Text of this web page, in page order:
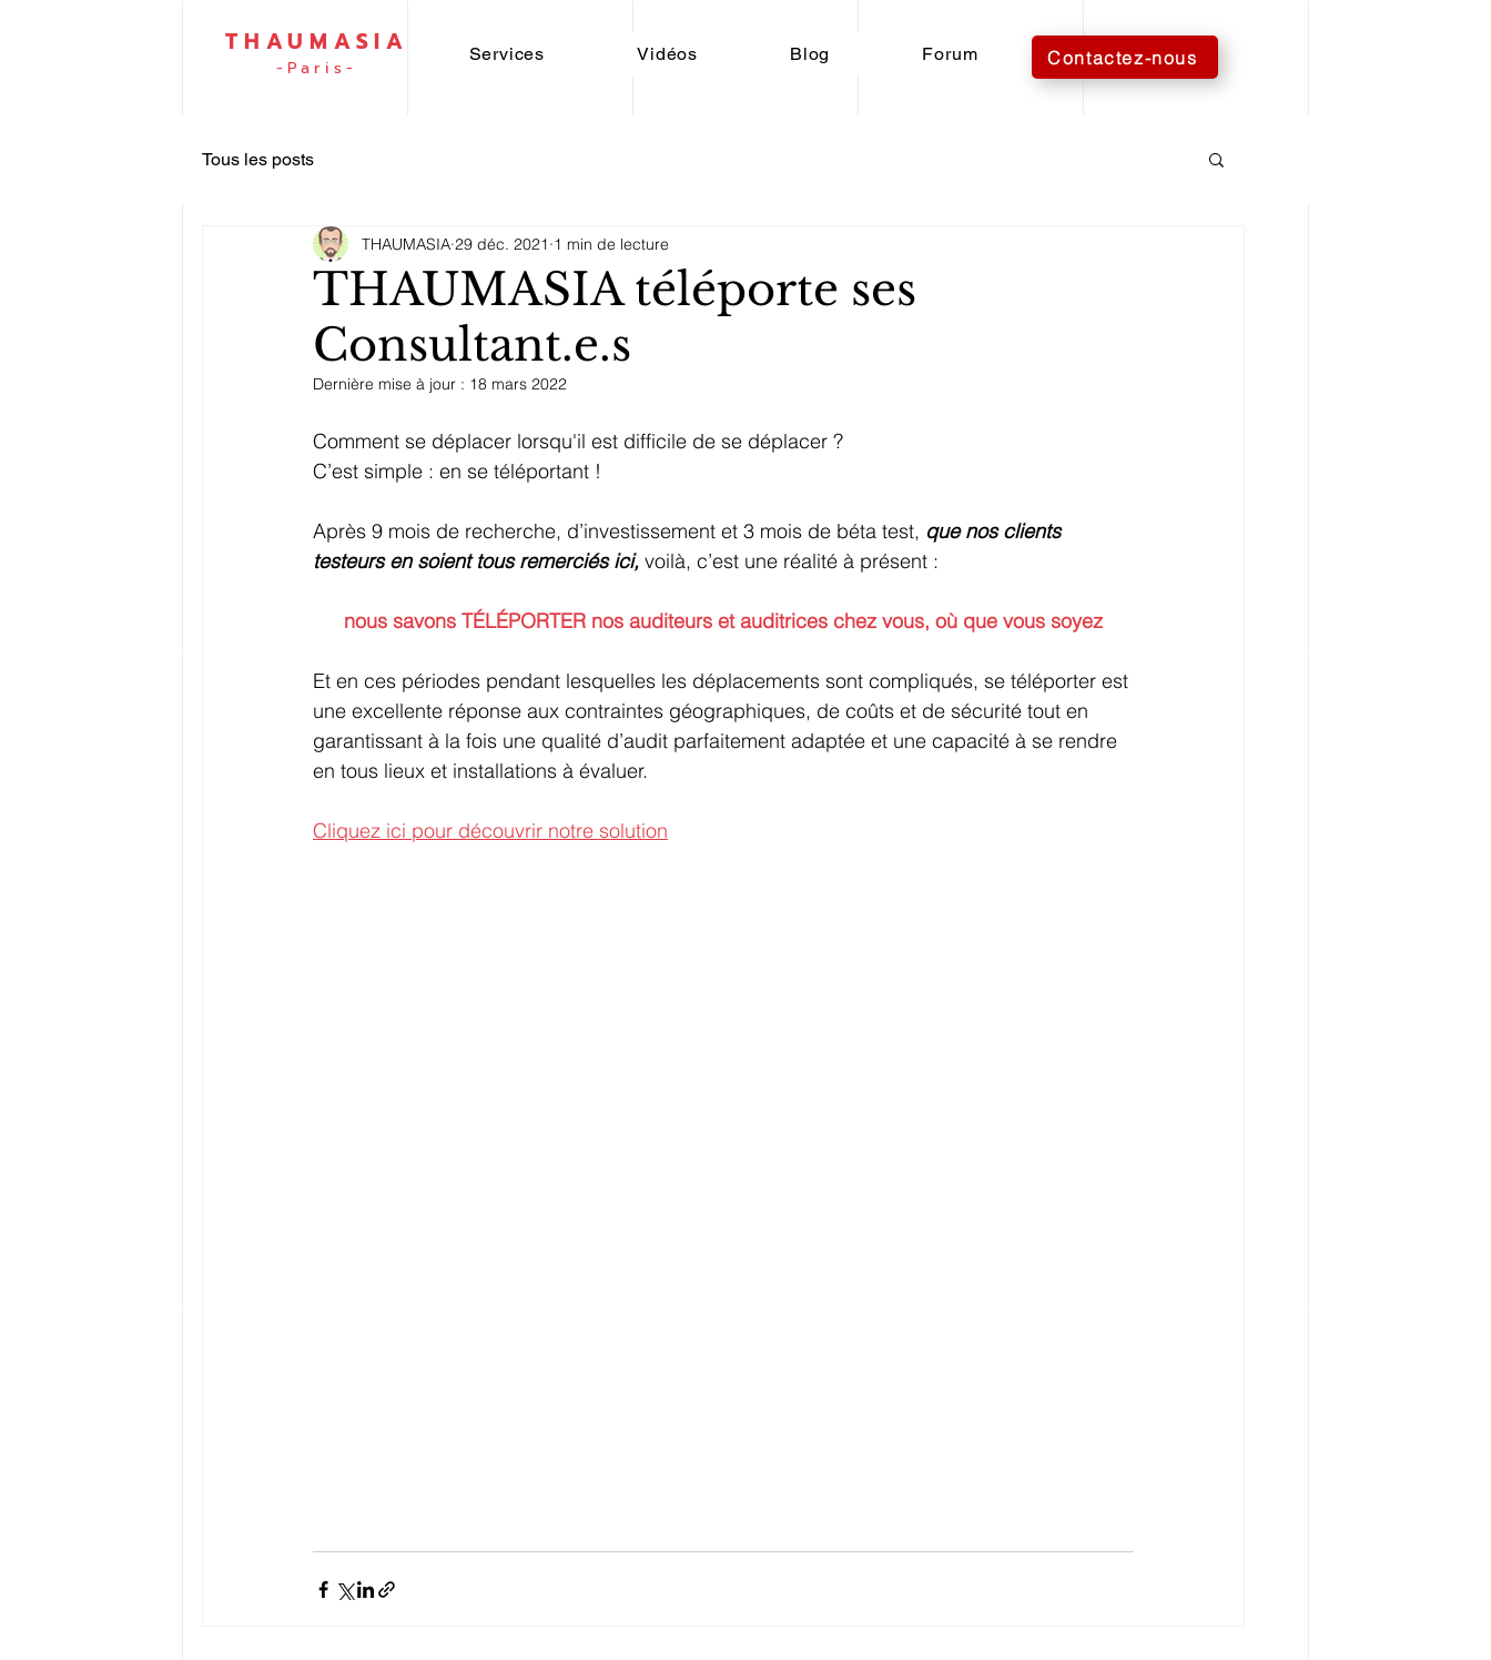
THAUMASIA
-Paris-
Services Vidéos Blog Forum Contactez-nous
Tous les posts
THAUMASIA téléporte ses
Consultant.e.s
THAUMASIA 29 déc. 2021 1 min de lecture
Dernière mise à jour : 18 mars 2022
Comment se déplacer lorsqu'il est difficile de se déplacer ?
C’est simple : en se téléportant !
Après 9 mois de recherche, d’investissement et 3 mois de béta test, que nos clients
testeurs en soient tous remerciés ici, voilà, c’est une réalité à présent :
nous savons TÉLÉPORTER nos auditeurs et auditrices chez vous, où que vous soyez
Et en ces périodes pendant lesquelles les déplacements sont compliqués, se téléporter est
une excellente réponse aux contraintes géographiques, de coûts et de sécurité tout en
garantissant à la fois une qualité d’audit parfaitement adaptée et une capacité à se rendre
en tous lieux et installations à évaluer.
Cliquez ici pour découvrir notre solution